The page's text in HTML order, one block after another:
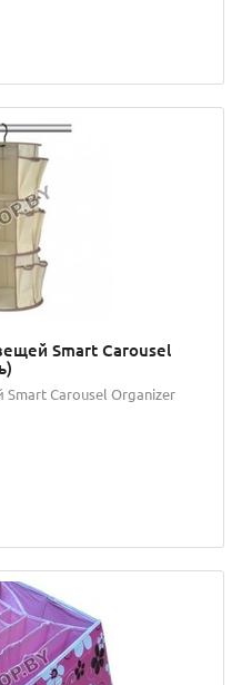
Smart Carousel
Carousel Organizer